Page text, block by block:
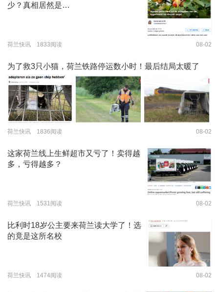
少？真相居然是…
荷兰快讯 1833阅读 08-02
为了救3只小猫，荷兰铁路停运数小时！最后结局太暖了
荷兰快讯 1836阅读 08-02
这家荷兰线上生鲜超市又亏了！卖得越
多，亏得越多？
荷兰快讯 1531阅读 08-02
比利时18岁公主要来荷兰读大学了！选
的竟是这所名校
荷兰快讯 1474阅读 08-02